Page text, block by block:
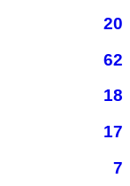
20
62
18
17
7